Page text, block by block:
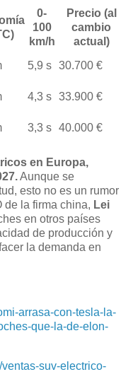
0-
100
km/h
Precio (al
cambio
actual)
5,9 s 30.700 €
4,3 s 33.900 €
3,3 s 40.000 €
en Europa,
Aunque se
esto no es un rumor
de la firma china, Lei
en otros países
de producción y
la demanda en
arrasa-con-tesla-la-
que-la-de-elon-
suv-electrico-